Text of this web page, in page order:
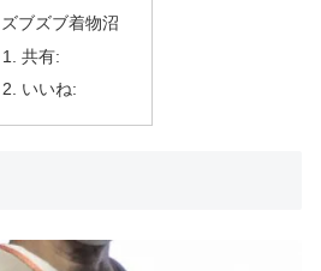
ズブズブ着物沼
共有:
いいね: